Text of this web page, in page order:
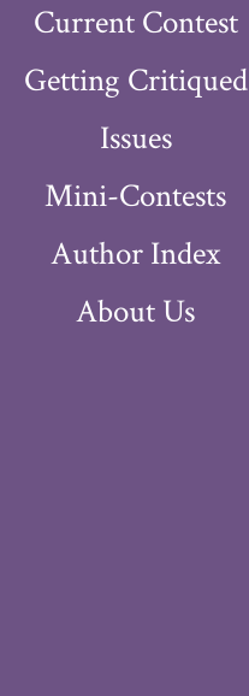
Current Contest
Getting Critiqued
Issues
Mini-Contests
Author Index
About Us